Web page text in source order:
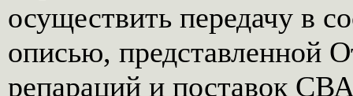
осуществить передачу в
описью, представленной
репараций и поставок